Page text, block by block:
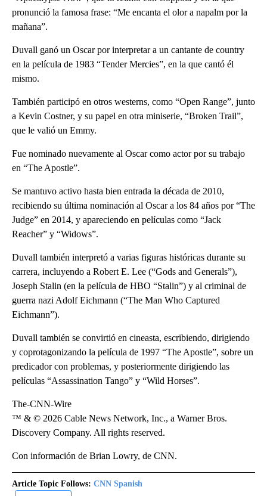
pronunció la famosa frase: “Me encanta el olor a napalm por la
mañana”.
Duvall ganó un Oscar por interpretar a un cantante de country
en la película de 1983 “Tender Mercies”, en la que cantó él
mismo.
También participó en otros westerns, como “Open Range”, junto
a Kevin Costner, y su papel en otra miniserie, “Broken Trail”,
que le valió un Emmy.
Fue nominado nuevamente al Oscar como actor por su trabajo
en “The Apostle”.
Se mantuvo activo hasta bien entrada la década de 2010,
recibiendo su última nominación al Oscar a los 84 años por “The
Judge” en 2014, y apareciendo en películas como “Jack
Reacher” y “Widows”.
Duvall también interpretó a varias figuras históricas durante su
carrera, incluyendo a Robert E. Lee (“Gods and Generals”),
Joseph Stalin (en la película de HBO “Stalin”) y al criminal de
guerra nazi Adolf Eichmann (“The Man Who Captured
Eichmann”).
Duvall también se convirtió en cineasta, escribiendo, dirigiendo
y coprotagonizando la película de 1997 “The Apostle”, sobre un
predicador con problemas, y posteriormente dirigiendo las
películas “Assassination Tango” y “Wild Horses”.
The-CNN-Wire
™ & © 2026 Cable News Network, Inc., a Warner Bros.
Discovery Company. All rights reserved.
Con información de Brian Lowry, de CNN.
Article Topic Follows: CNN Spanish